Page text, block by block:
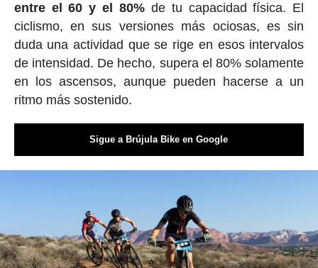
entre el 60 y el 80%de tu capacidad física. El
ciclismo, en sus versiones más ociosas, es sin
duda una actividad que se rige en esos intervalos
de intensidad. De hecho, supera el 80% solamente
en los ascensos, aunque pueden hacerse a un
ritmo más sostenido.
Sigue a Brújula Bike en Google